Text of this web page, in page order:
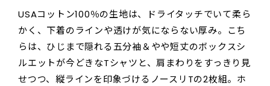
USAコットン100％の生地は、ドライタッチでいて柔ら
かく、下着のラインや透けが気にならない厚み。こち
らは、ひじまで隠れる五分袖＆やや短丈のボックスシ
ルエットが今どきなTシャツと、肩まわりをすっきり見
せつつ、縦ラインを印象づけるノースリTの2枚組。ホ